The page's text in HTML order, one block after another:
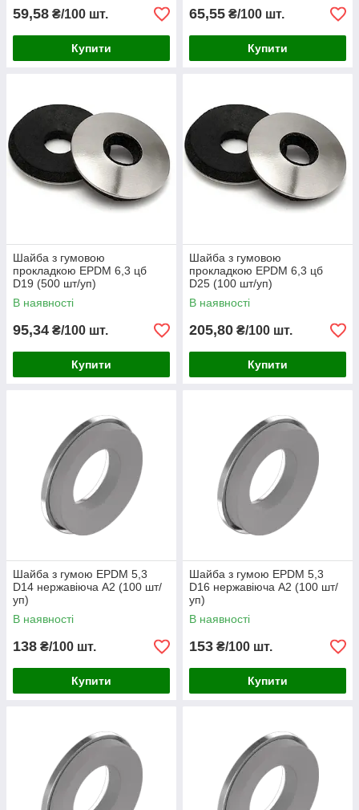
59,58 ₴/100 шт.
Купити
65,55 ₴/100 шт.
Купити
Шайба з гумовою
прокладкою EPDM 6,3 цб
D19 (500 шт/уп)
В наявності
95,34 ₴/100 шт.
Купити
Шайба з гумовою
прокладкою EPDM 6,3 цб
D25 (100 шт/уп)
В наявності
205,80 ₴/100 шт.
Купити
Шайба з гумою EPDM 5,3
D14 нержавіюча А2 (100 шт/
уп)
В наявності
138 ₴/100 шт.
Купити
Шайба з гумою EPDM 5,3
D16 нержавіюча А2 (100 шт/
уп)
В наявності
153 ₴/100 шт.
Купити